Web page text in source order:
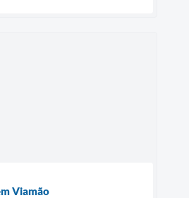
Viamão